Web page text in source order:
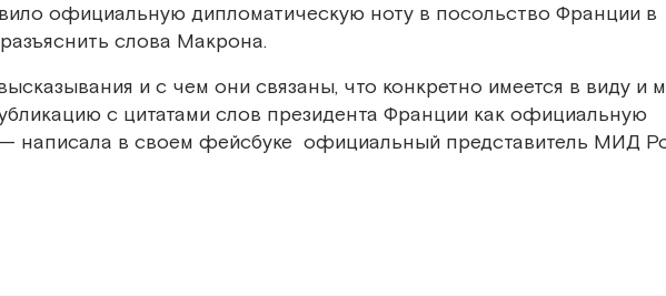
официальную дипломатическую ноту в посольство Франции в
слова Макрона.
и с чем они связаны, что конкретно имеется в виду и
с цитатами слов президента Франции как официальную
— написала в своем фейсбуке официальный представитель МИД